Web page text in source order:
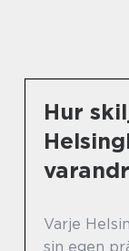
Hur
Varje
sin egen